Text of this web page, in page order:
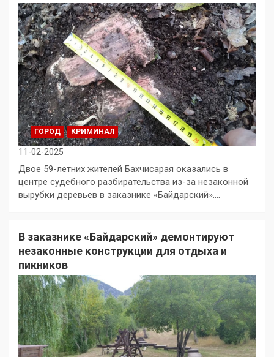
ГОРОД КРИМИНАЛ
11-02-2025
Двое 59-летних жителей Бахчисарая оказались в
центре судебного разбирательства из-за незаконной
вырубки деревьев в заказнике «Байдарский».…
В заказнике «Байдарский» демонтируют
незаконные конструкции для отдыха и
пикников